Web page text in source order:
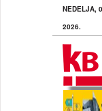
NEDELJA,
2026.